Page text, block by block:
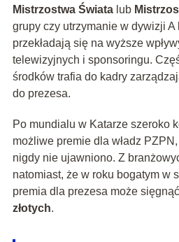
Mistrzostwa Światalub
grupy czy utrzymanie w dywizji A
przekładają się na wyższe
telewizyjnych i sponsoringu.
środków trafia do kadry
do prezesa.
Po mundialu w Katarze szeroko
możliwe premie dla władz
nigdy nie ujawniono. Z
natomiast, że w roku bogatym w
premia dla prezesa może sięgnąć
złotych.